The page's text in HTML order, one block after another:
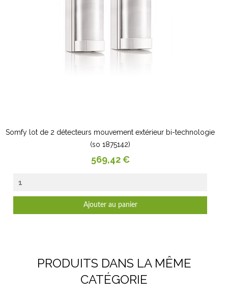
Somfy lot de 2 détecteurs mouvement extérieur bi-technologie
(so 1875142)
Prix
569,42 €
Ajouter au panier
PRODUITS DANS LA MÊME
CATÉGORIE